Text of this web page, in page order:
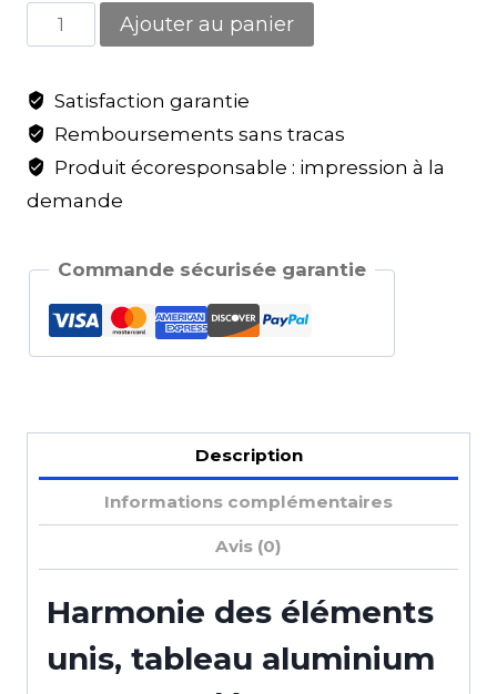
Ajouter au panier
Satisfaction garantie
Remboursements sans tracas
Produit écoresponsable : impression à la
demande
Commande sécurisée garantie
Description
Informations complémentaires
Avis (0)
Harmonie des éléments
unis, tableau aluminium